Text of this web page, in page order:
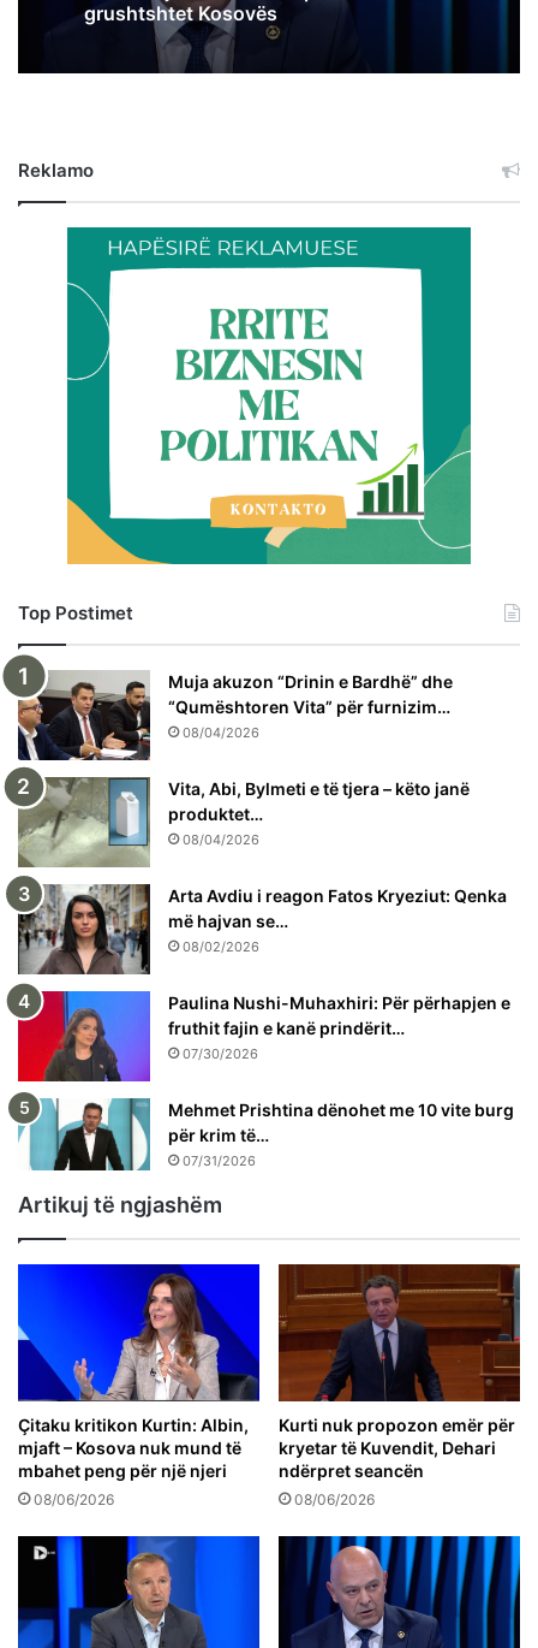
grushtshtet Kosovës
Reklamo
Top Postimet
Muja akuzon “Drinin e Bardhë” dhe
“Qumështoren Vita” për furnizim…
08/04/2026
Vita, Abi, Bylmeti e të tjera – këto janë
produktet…
08/04/2026
Arta Avdiu i reagon Fatos Kryeziut: Qenka
më hajvan se…
08/02/2026
Paulina Nushi-Muhaxhiri: Për përhapjen e
fruthit fajin e kanë prindërit…
07/30/2026
Mehmet Prishtina dënohet me 10 vite burg
për krim të…
07/31/2026
Artikuj të ngjashëm
Çitaku kritikon Kurtin: Albin,
mjaft – Kosova nuk mund të
mbahet peng për një njeri
08/06/2026
Kurti nuk propozon emër për
kryetar të Kuvendit, Dehari
ndërpret seancën
08/06/2026